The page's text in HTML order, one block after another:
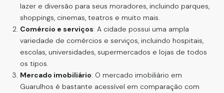
lazer e diversão para seus moradores, incluindo parques,
shoppings, cinemas, teatros e muito mais.
Comércio e serviços: A cidade possui uma ampla
variedade de comércios e serviços, incluindo hospitais,
escolas, universidades, supermercados e lojas de todos
os tipos.
Mercado imobiliário: O mercado imobiliário em
Guarulhos é bastante acessível em comparação com